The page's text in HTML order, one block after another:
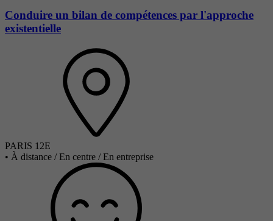
Conduire un bilan de compétences par l'approche
existentielle
PARIS 12E
• À distance / En centre / En entreprise